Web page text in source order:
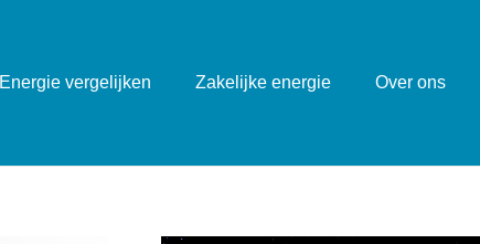
Energie vergelijken Zakelijke energie Over ons